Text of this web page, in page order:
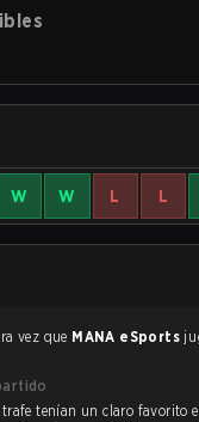
W W L L
vez que MANA eSports
y predijeron la